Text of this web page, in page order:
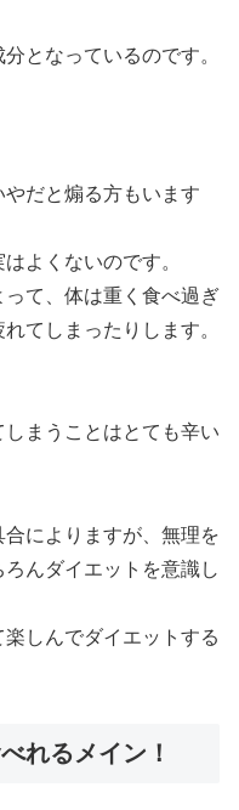
となっているのです。
だと煽る方もいます
よくないのです。
て、体は重く食べ過ぎ
てしまったりします。
まうことはとても辛い
によりますが、無理を
んダイエットを意識し
しんでダイエットする
れるメイン！